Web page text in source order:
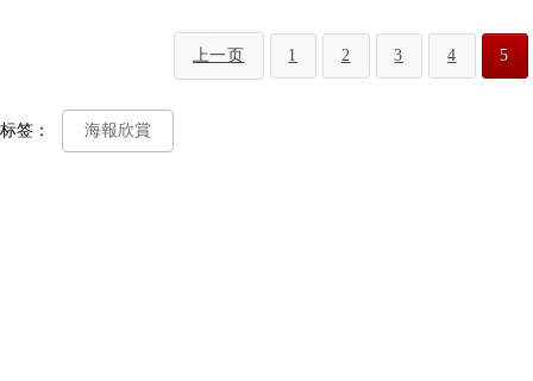
上一页 1 2 3 4 5
标签： 海報欣賞